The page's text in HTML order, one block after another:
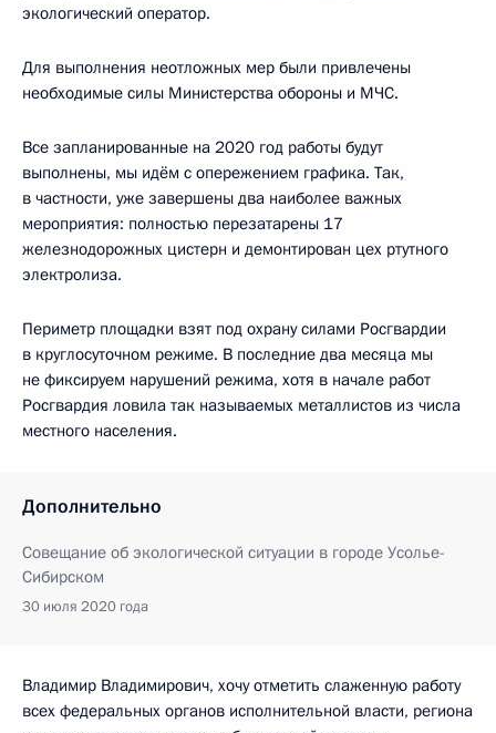
экологический оператор.
Для выполнения неотложных мер были привлечены
необходимые силы Министерства обороны и МЧС.
Все запланированные на 2020 год работы будут
выполнены, мы идём с опережением графика. Так,
в частности, уже завершены два наиболее важных
мероприятия: полностью перезатарены 17
железнодорожных цистерн и демонтирован цех ртутного
электролиза.
Периметр площадки взят под охрану силами Росгвардии
в круглосуточном режиме. В последние два месяца мы
не фиксируем нарушений режима, хотя в начале работ
Росгвардия ловила так называемых металлистов из числа
местного населения.
Дополнительно
Совещание об экологической ситуации в городе Усолье-
Сибирском
30 июля 2020 года
Владимир Владимирович, хочу отметить слаженную работу
всех федеральных органов исполнительной власти, региона